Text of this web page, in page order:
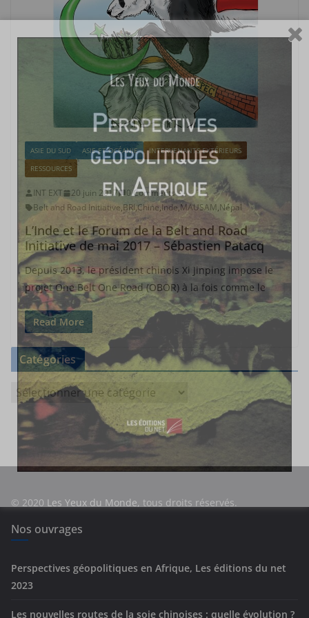
ASIE DU SUD ASIE ET OCÉANIE
INTERVENANTS EXTÉRIEURS
RESSOURCES
INT EXT 20 juin 2017
0 Comments
Belt and Road Initiative,BRI,Chine,Inde,MAUSAM,Népal
L’Inde et le Forum de la Belt and Road
Initiative de mai 2017 – Sébastien Patacq
Depuis 2013, le président chinois Xi Jinping impose le
projet One Belt One Road (OBOR) à la fois comme le
Read More
Catégories
i
e
s
© 2020 Les Yeux du Monde, tous droits réservés.
Nos ouvrages
Perspectives géopolitiques en Afrique, Les éditions du net
2023
Les nouvelles routes de la soie chinoises : quelle évolution ?